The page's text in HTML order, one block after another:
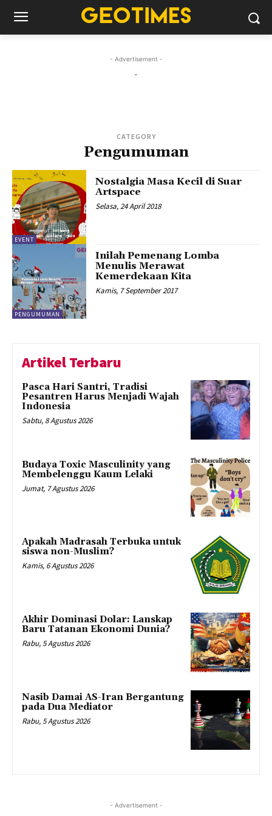
- Advertisement -
.
CATEGORY
Pengumuman
EVENT
Nostalgia Masa Kecil di Suar
Artspace
Selasa, 24 April 2018
PENGUMUMAN
Inilah Pemenang Lomba
Menulis Merawat
Kemerdekaan Kita
Kamis, 7 September 2017
Artikel Terbaru
Pasca Hari Santri, Tradisi
Pesantren Harus Menjadi Wajah
Indonesia
Sabtu, 8 Agustus 2026
Budaya Toxic Masculinity yang
Membelenggu Kaum Lelaki
Jumat, 7 Agustus 2026
Apakah Madrasah Terbuka untuk
siswa non-Muslim?
Kamis, 6 Agustus 2026
Akhir Dominasi Dolar: Lanskap
Baru Tatanan Ekonomi Dunia?
Rabu, 5 Agustus 2026
Nasib Damai AS-Iran Bergantung
pada Dua Mediator
Rabu, 5 Agustus 2026
- Advertisement -